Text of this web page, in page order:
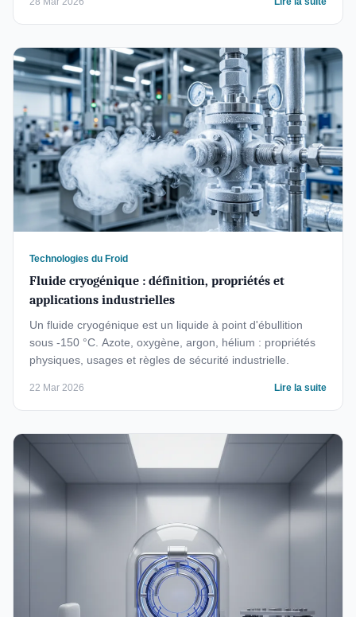
Technologies du Froid
Fluide cryogénique : définition, propriétés et
applications industrielles
Un fluide cryogénique est un liquide à point d'ébullition
sous -150 °C. Azote, oxygène, argon, hélium : propriétés
physiques, usages et règles de sécurité industrielle.
22 Mar 2026 Lire la suite